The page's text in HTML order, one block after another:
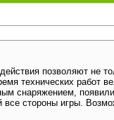
позволяют не
технических работ
снаряжением,
стороны игры.